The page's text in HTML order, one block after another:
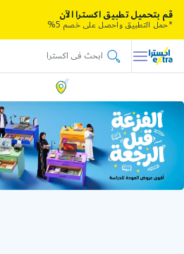
قم بتحميل تطبيق اكسترا الآن
*حمل التطبيق واحصل على خصم 5%